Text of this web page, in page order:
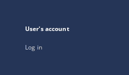
User's account
Log in